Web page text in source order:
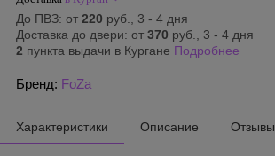
До ПВЗ: от 220 руб., 3 - 4 дня
Доставка до двери: от 370 руб., 3 - 4 дня
2 пункта выдачи в Кургане Подробнее
Бренд: FoZa
Характеристики Описание Отзывы